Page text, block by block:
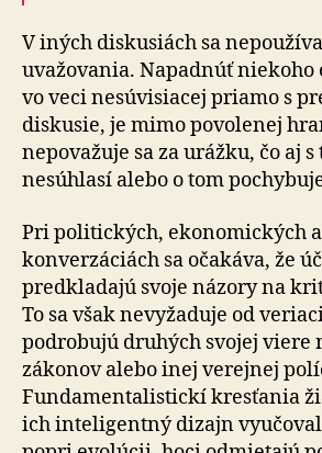
V iných diskusiách sa
uvažovania. Napadnúť niekoho
vo veci nesúvisiacej priamo s
diskusie, je mimo povolenej
nepovažuje sa za urážku, čo aj
nesúhlasí alebo o tom
Pri politických, ekonomických
konverzáciách sa očakáva, že
predkladajú svoje názory na
To sa však nevyžaduje od
podrobujú druhých svojej viere
zákonov alebo inej verejnej
Fun­da­men­ta­lis­tickí kresťania
ich inteligentný dizajn